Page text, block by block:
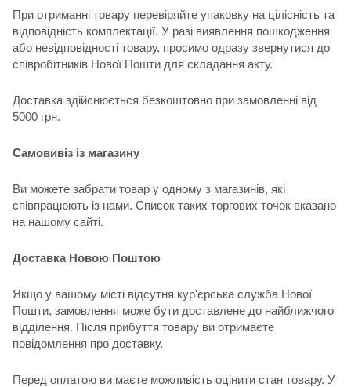
При отриманні товару перевіряйте упаковку на цілісність та
відповідність комплектації. У разі виявлення пошкодження
або невідповідності товару, просимо одразу звернутися до
співробітників Нової Пошти для складання акту.
Доставка здійснюється безкоштовно при замовленні від
5000 грн.
Самовивіз із магазину
Ви можете забрати товар у одному з магазинів, які
співпрацюють із нами. Список таких торгових точок вказано
на нашому сайті.
Доставка Новою Поштою
Якщо у вашому місті відсутня кур'єрська служба Нової
Пошти, замовлення може бути доставлене до найближчого
відділення. Після прибуття товару ви отримаєте
повідомлення про доставку.
Перед оплатою ви маєте можливість оцінити стан товару. У